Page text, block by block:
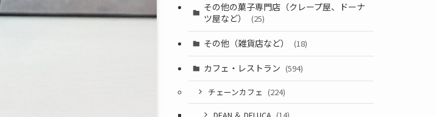
その他の菓子専門店（クレープ屋、ドーナ
ツ屋など）
(25)
その他（雑貨店など） (18)
カフェ・レストラン (594)
チェーンカフェ (224)